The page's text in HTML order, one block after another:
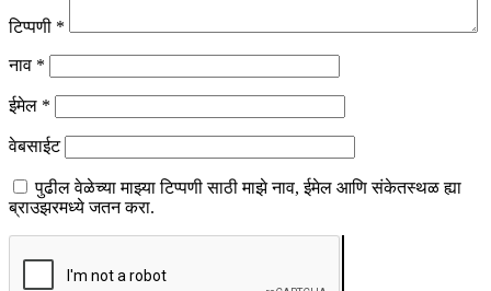
टिप्पणी *
नाव *
ईमेल *
वेबसाईट
पुढील वेळेच्या माझ्या टिप्पणी साठी माझे नाव, ईमेल आणि संकेतस्थळ ह्या
ब्राउझरमध्ये जतन करा.